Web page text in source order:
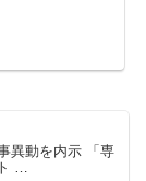
異動を内示 「専
…